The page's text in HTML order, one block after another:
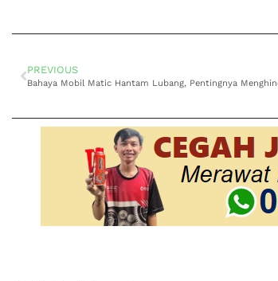
PREVIOUS
Bahaya Mobil Matic Hantam Lubang, Pentingnya